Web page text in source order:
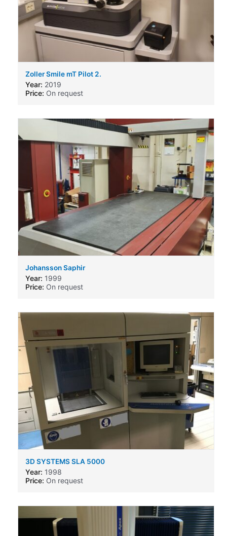
Zoller Smile mT Pilot 2.
Year: 2019
Price: On request
Johansson Saphir
Year: 1999
Price: On request
3D SYSTEMS SLA 5000
Year: 1998
Price: On request